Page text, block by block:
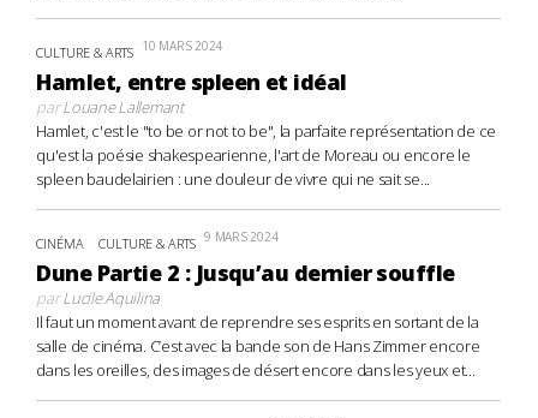
CULTURE & ARTS 10 MARS 2024
Hamlet, entre spleen et idéal
parLouane Lallemant
Hamlet, c'est le "to be or not to be", la parfaite représentation de ce
qu'est la poésie shakespearienne, l'art de Moreau ou encore le
spleen baudelairien : une douleur de vivre qui ne sait se...
CINÉMA CULTURE & ARTS 9 MARS 2024
Dune Partie 2 : Jusqu’au dernier souffle
parLucile Aquilina
Il faut un moment avant de reprendre ses esprits en sortant de la
salle de cinéma. C’est avec la bande son de Hans Zimmer encore
dans les oreilles, des images de désert encore dans les yeux et...